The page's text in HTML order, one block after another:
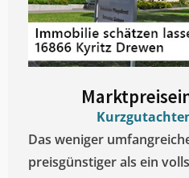
Das weniger
preisgünstiger als ein